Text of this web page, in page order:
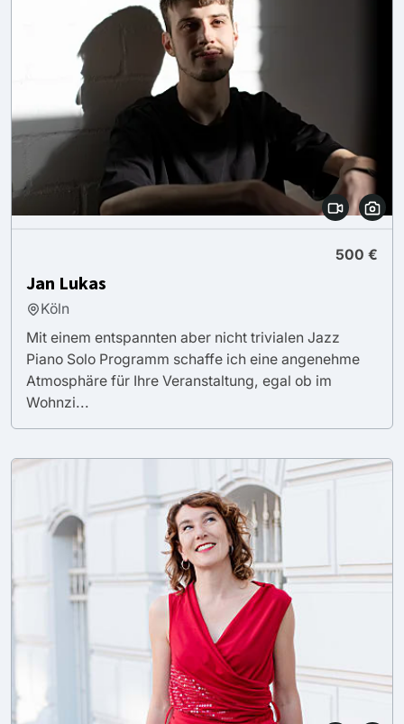
500 €
Jan Lukas
Köln
Mit einem entspannten aber nicht trivialen Jazz
Piano Solo Programm schaffe ich eine angenehme
Atmosphäre für Ihre Veranstaltung, egal ob im
Wohnzi...